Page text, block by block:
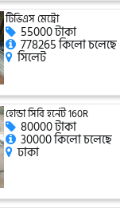
টিভিএস মেট্রো
55000 টাকা
778265 কিলো চলেছে
সিলেট
হোন্ডা সিবি হর্নেট 160R
80000 টাকা
30000 কিলো চলেছে
ঢাকা